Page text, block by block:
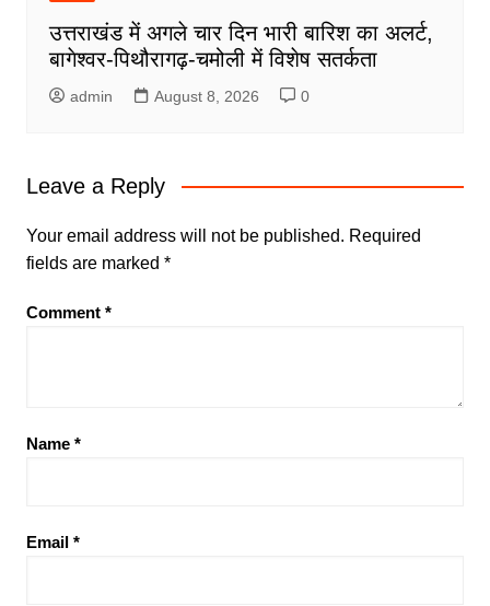
उत्तराखंड में अगले चार दिन भारी बारिश का अलर्ट,
बागेश्वर-पिथौरागढ़-चमोली में विशेष सतर्कता
admin August 8, 2026 0
Leave a Reply
Your email address will not be published. Required
fields are marked *
Comment *
Name *
Email *